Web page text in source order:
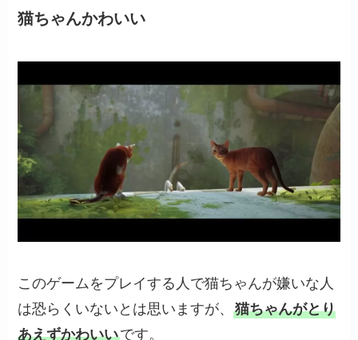
猫ちゃんかわいい
このゲームをプレイする人で猫ちゃんが嫌いな人
は恐らくいないとは思いますが、猫ちゃんがとり
あえずかわいいです。